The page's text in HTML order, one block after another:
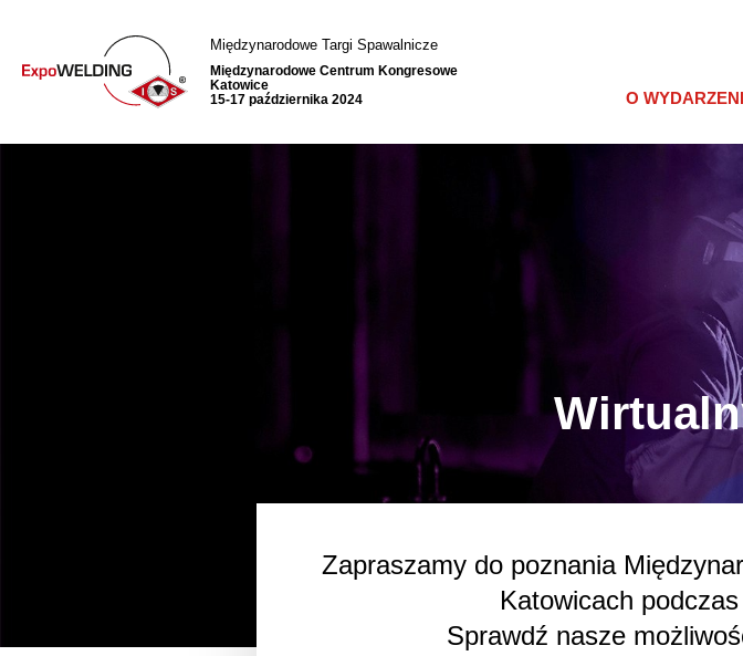
Międzynarodowe Targi Spawalnicze
Międzynarodowe Centrum Kongresowe
Katowice
15-17 października 2024
O
Zapraszamy do poznania
Katowicach
Sprawdź nasze